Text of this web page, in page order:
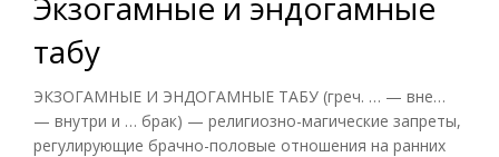
табу
ЭКЗОГАМНЫЕ И ЭНДОГАМНЫЕ ТАБУ (греч. … — вне…
— внутри и … брак) — религиозно-магические запреты,
регулирующие брачно-половые отношения на ранних